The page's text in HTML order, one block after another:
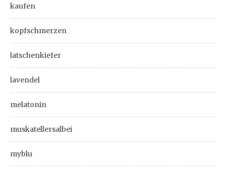
kaufen
kopfschmerzen
latschenkiefer
lavendel
melatonin
muskatellersalbei
myblu